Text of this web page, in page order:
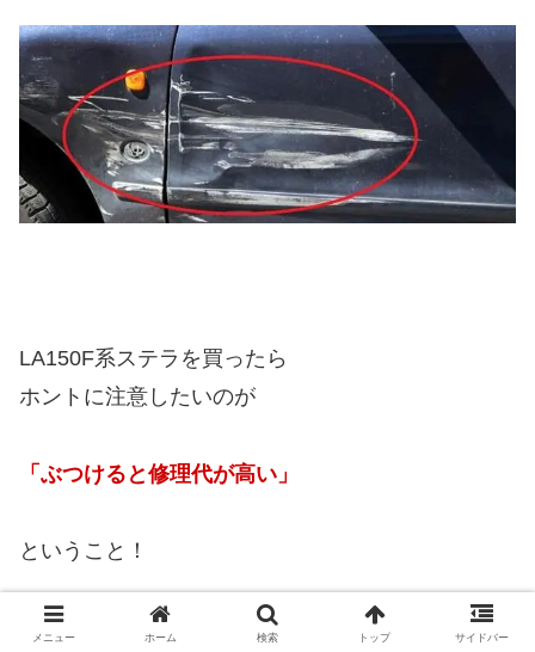
LA150F系ステラを買ったら
ホントに注意したいのが
「ぶつけると修理代が高い」
ということ！
クルマはぶつけて壊せば
メニュー ホーム 検索 トップ サイドバー